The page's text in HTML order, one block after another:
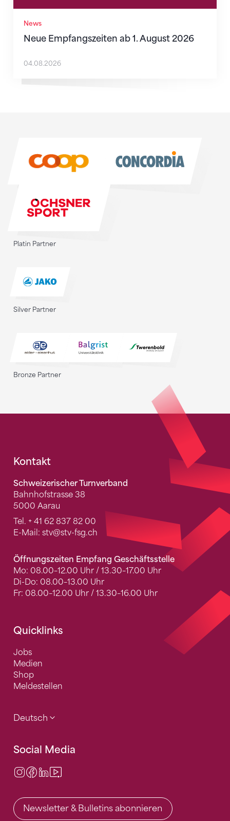
News
Neue Empfangszeiten ab 1. August 2026
04.08.2026
Platin Partner
Silver Partner
Bronze Partner
Fusszeile
Kontakt
Schweizerischer Turnverband
Bahnhofstrasse 38
5000 Aarau
Tel. + 41 62 837 82 00
E-Mail: stv@stv-fsg.ch
Öffnungszeiten Empfang Geschäftsstelle
Mo: 08.00–12.00 Uhr / 13.30–17.00 Uhr
Di-Do: 08.00–13.00 Uhr
Fr: 08.00–12.00 Uhr / 13.30–16.00 Uhr
Quicklinks
Jobs
Medien
Shop
Meldestellen
Deutsch
Social Media
Instagram
Facebook
LinkedIn
Newsletter & Bulletins abonnieren